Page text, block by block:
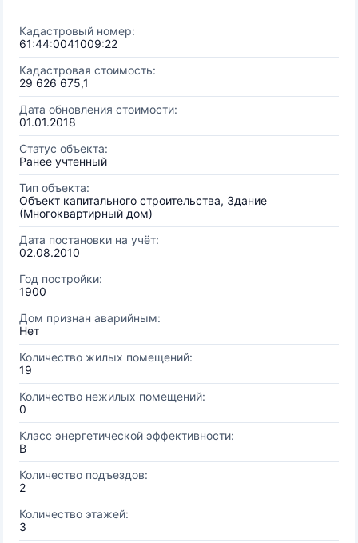
Кадастровый номер:
61:44:0041009:22
Кадастровая стоимость:
29 626 675,1
Дата обновления стоимости:
01.01.2018
Статус объекта:
Ранее учтенный
Тип объекта:
Объект капитального строительства, Здание
(Многоквартирный дом)
Дата постановки на учёт:
02.08.2010
Год постройки:
1900
Дом признан аварийным:
Нет
Количество жилых помещений:
19
Количество нежилых помещений:
0
Класс энергетической эффективности:
B
Количество подъездов:
2
Количество этажей:
3